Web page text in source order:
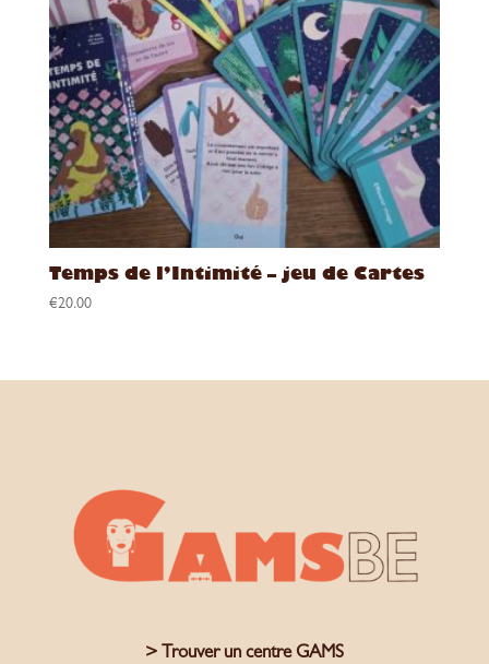
Temps de l’Intimité – jeu de Cartes
€20.00
> Trouver un centre GAMS